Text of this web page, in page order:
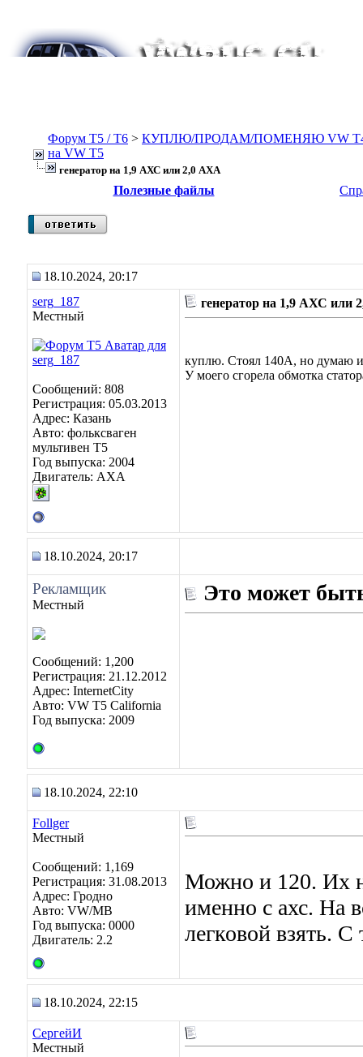
Форум Т5 / T6 > КУПЛЮ/ПРОДАМ/ПОМЕНЯЮ VW T4,
на VW T5
генератор на 1,9 АХС или 2,0 АХА
Полезные файлы
18.10.2024, 20:17
serg_187
Местный
Сообщений: 808
Регистрация: 05.03.2013
Адрес: Казань
Авто: фольксваген
мультивен Т5
Год выпуска: 2004
Двигатель: АХА
генератор на 1,9 АХС или
куплю. Стоял 140А, но думаю
У моего сгорела обмотка
18.10.2024, 20:17
Рекламщик
Местный
Сообщений: 1,200
Регистрация: 21.12.2012
Адрес: InternetCity
Авто: VW T5 California
Год выпуска: 2009
Это может
18.10.2024, 22:10
Follger
Местный
Сообщений: 1,169
Регистрация: 31.08.2013
Адрес: Гродно
Авто: VW/MB
Год выпуска: 0000
Двигатель: 2.2
Можно и 120. Их
именно с ахс. На
легковой взять. С
18.10.2024, 22:15
СергейИ
Местный